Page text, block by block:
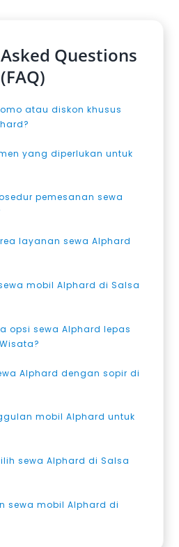
Questions
(FAQ)
atau diskon khusus
yang diperlukan untuk
pemesanan sewa
layanan sewa Alphard
mobil Alphard di Salsa
opsi sewa Alphard lepas
Alphard dengan sopir di
mobil Alphard untuk
sewa Alphard di Salsa
sewa mobil Alphard di